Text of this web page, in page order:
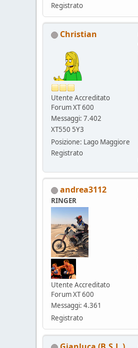
Registrato
Christian
Utente Accreditato
Forum XT 600
Messaggi: 7.402
XT550 5Y3
Posizione: Lago Maggiore
Registrato
andrea3112
RINGER
Utente Accreditato
Forum XT 600
Messaggi: 4.361
Registrato